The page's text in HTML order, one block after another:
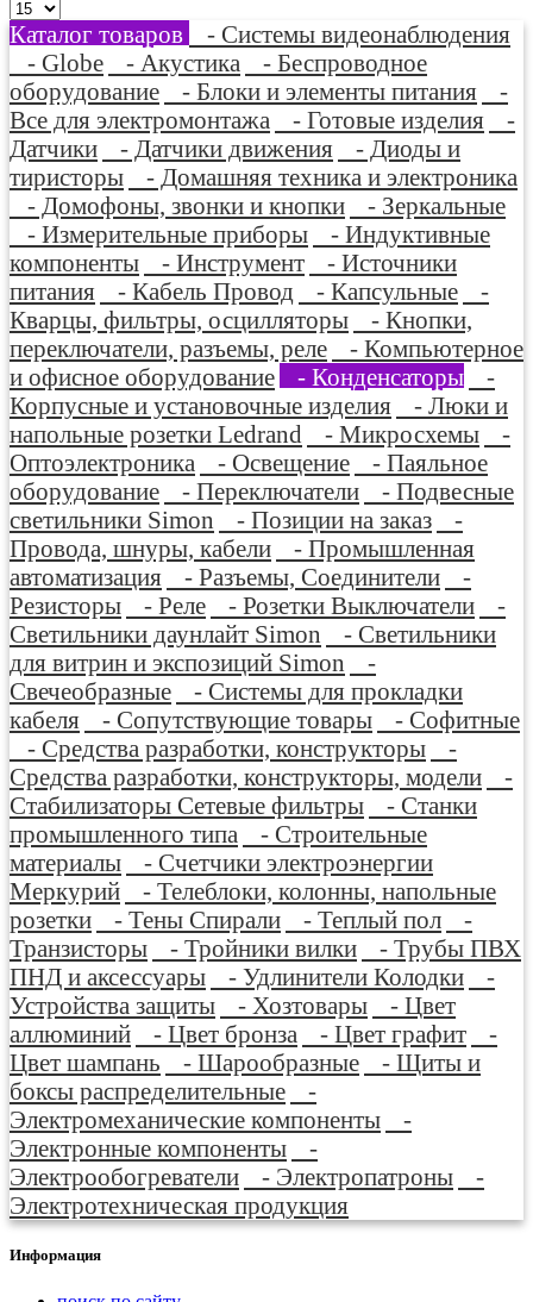
Каталог товаров
- Системы видеонаблюдения
- Globe
- Акустика
- Беспроводное
оборудование
- Блоки и элементы питания
-
Все для электромонтажа
- Готовые изделия
-
Датчики
- Датчики движения
- Диоды и
тиристоры
- Домашняя техника и электроника
- Домофоны, звонки и кнопки
- Зеркальные
- Измерительные приборы
- Индуктивные
компоненты
- Инструмент
- Источники
питания
- Кабель Провод - Капсульные
-
Кварцы, фильтры, осцилляторы
- Кнопки,
переключатели, разъемы, реле
- Компьютерное
и офисное оборудование
- Конденсаторы
-
Корпусные и установочные изделия
- Люки и
напольные розетки Ledrand
- Микросхемы
-
Оптоэлектроника
- Освещение
- Паяльное
оборудование
- Переключатели
- Подвесные
светильники Simon
- Позиции на заказ
-
Провода, шнуры, кабели
- Промышленная
автоматизация
- Разъемы, Соединители
-
Резисторы
- Реле - Розетки Выключатели
-
Светильники даунлайт Simon
- Светильники
для витрин и экспозиций Simon
-
Свечеобразные
- Системы для прокладки
кабеля
- Сопутствующие товары
- Софитные
- Средства разработки, конструкторы
-
Средства разработки, конструкторы, модели
-
Стабилизаторы Сетевые фильтры
- Станки
промышленного типа
- Строительные
материалы
- Счетчики электроэнергии
Меркурий
- Телеблоки, колонны, напольные
розетки
- Тены Спирали - Теплый пол
-
Транзисторы
- Тройники вилки
- Трубы ПВХ
ПНД и аксессуары
- Удлинители Колодки
-
Устройства защиты
- Хозтовары
- Цвет
аллюминий
- Цвет бронза - Цвет графит
-
Цвет шампань
- Шарообразные
- Щиты и
боксы распределительные
-
Электромеханические компоненты
-
Электронные компоненты
-
Электрообогреватели
- Электропатроны
-
Электротехническая продукция
Информация